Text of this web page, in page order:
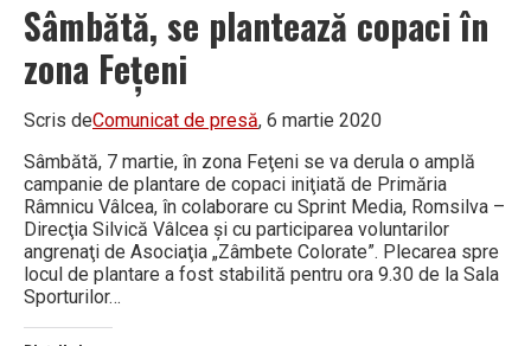
Sâmbătă, se plantează copaci în
zona Feţeni
Scris deComunicat de presă, 6 martie 2020
Sâmbătă, 7 martie, în zona Feţeni se va derula o amplă
campanie de plantare de copaci iniţiată de Primăria
Râmnicu Vâlcea, în colaborare cu Sprint Media, Romsilva –
Direcţia Silvică Vâlcea şi cu participarea voluntarilor
angrenaţi de Asociaţia „Zâmbete Colorate”. Plecarea spre
locul de plantare a fost stabilită pentru ora 9.30 de la Sala
Sporturilor…